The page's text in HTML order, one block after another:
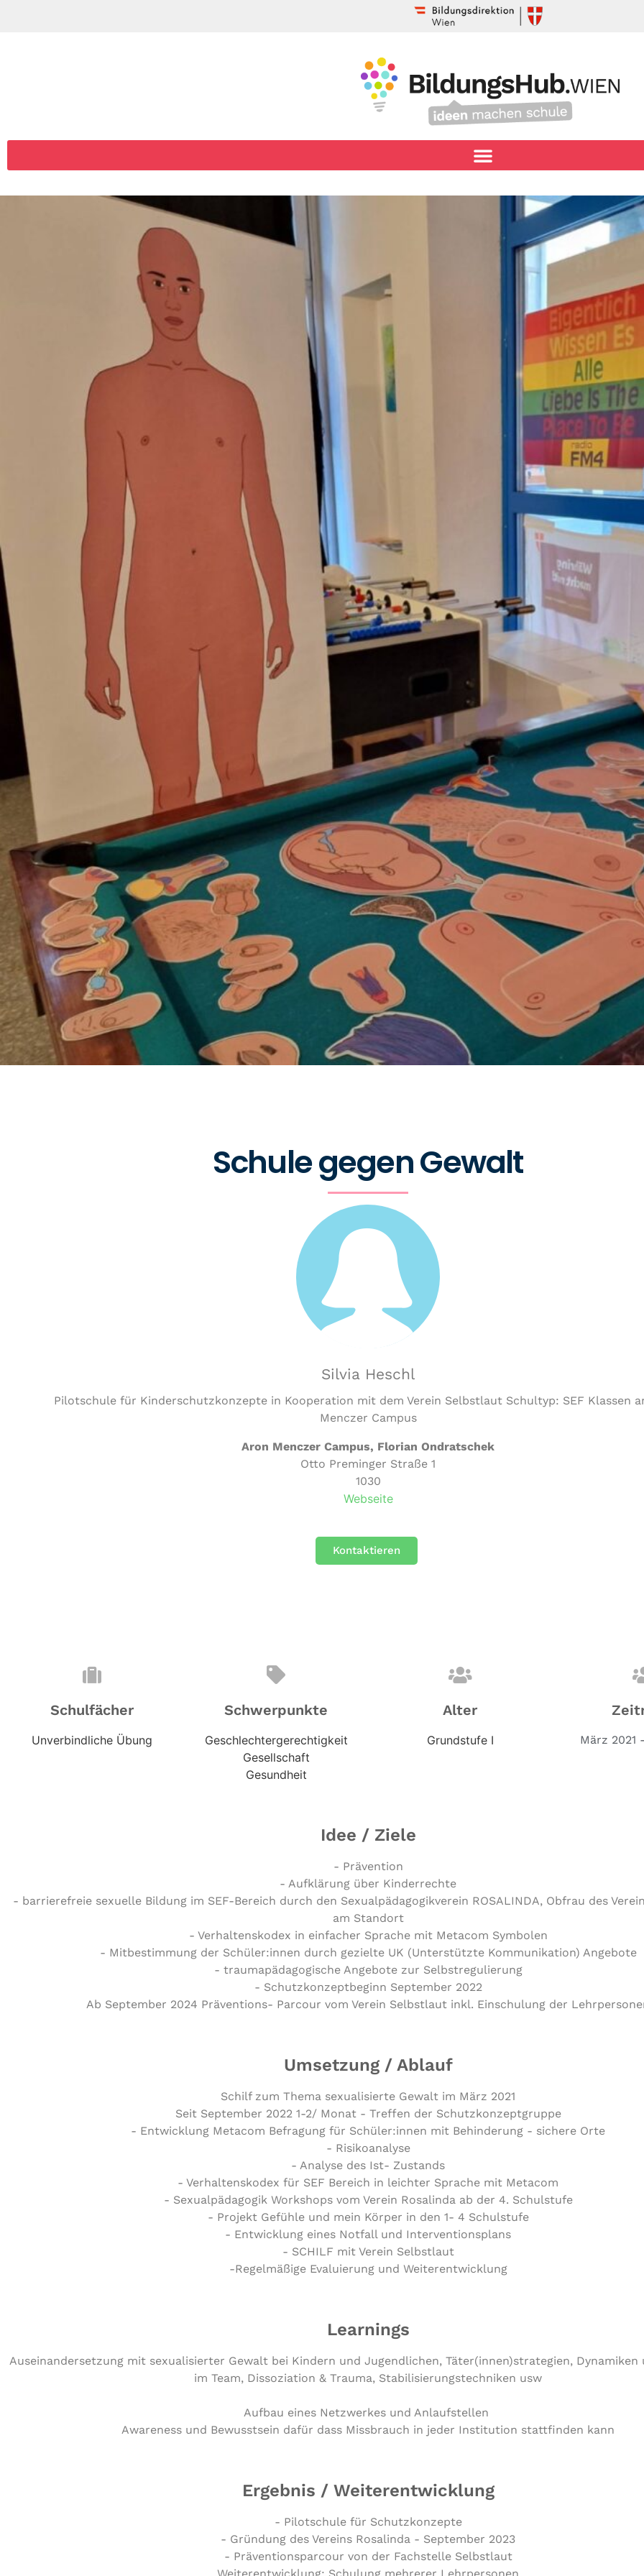
Schule gegen Gewalt
Silvia Heschl
Pilotschule für Kinderschutzkonzepte in Kooperation mit dem Verein Selbstlaut Schultyp: SEF Klassen
Menczer Campus
Aron Menczer Campus, Florian Ondratschek
Otto Preminger Straße 1
1030
Webseite
Kontaktieren
Schulfächer
Unverbindliche Übung
Schwerpunkte
Geschlechtergerechtigkeit
Gesellschaft
Gesundheit
Alter
Grundstufe I März 2021
Idee / Ziele
- Prävention
- Aufklärung über Kinderrechte
- barrierefreie sexuelle Bildung im SEF-Bereich durch den Sexualpädagogikverein ROSALINDA, Obfrau des
am Standort
- Verhaltenskodex in einfacher Sprache mit Metacom Symbolen
- Mitbestimmung der Schüler:innen durch gezielte UK (Unterstützte Kommunikation) Angebote
- traumapädagogische Angebote zur Selbstregulierung
- Schutzkonzeptbeginn September 2022
Ab September 2024 Präventions- Parcour vom Verein Selbstlaut inkl. Einschulung der
Umsetzung / Ablauf
Schilf zum Thema sexualisierte Gewalt im März 2021
Seit September 2022 1-2/ Monat - Treffen der Schutzkonzeptgruppe
- Entwicklung Metacom Befragung für Schüler:innen mit Behinderung - sichere Orte
- Risikoanalyse
- Analyse des Ist- Zustands
- Verhaltenskodex für SEF Bereich in leichter Sprache mit Metacom
- Sexualpädagogik Workshops vom Verein Rosalinda ab der 4. Schulstufe
- Projekt Gefühle und mein Körper in den 1- 4 Schulstufe
- Entwicklung eines Notfall und Interventionsplans
- SCHILF mit Verein Selbstlaut
-Regelmäßige Evaluierung und Weiterentwicklung
Learnings
Aus­ein­an­der­set­zung mit sexua­li­sier­ter Gewalt bei Kindern und Jugend­li­chen, Täter(innen)strategien, Dynamiken
im Team, Dis­so­zia­ti­on & Trauma, Sta­bi­li­sie­rungs­tech­ni­ken usw
Aufbau eines Netz­wer­kes und Anlaufstellen
Awareness und Bewusst­sein dafür dass Miss­brauch in jeder Insti­tu­ti­on statt­fin­den kann
Ergebnis / Weiterentwicklung
- Pilotschule für Schutzkonzepte
- Gründung des Vereins Rosalinda - September 2023
- Präventionsparcour von der Fachstelle Selbstlaut